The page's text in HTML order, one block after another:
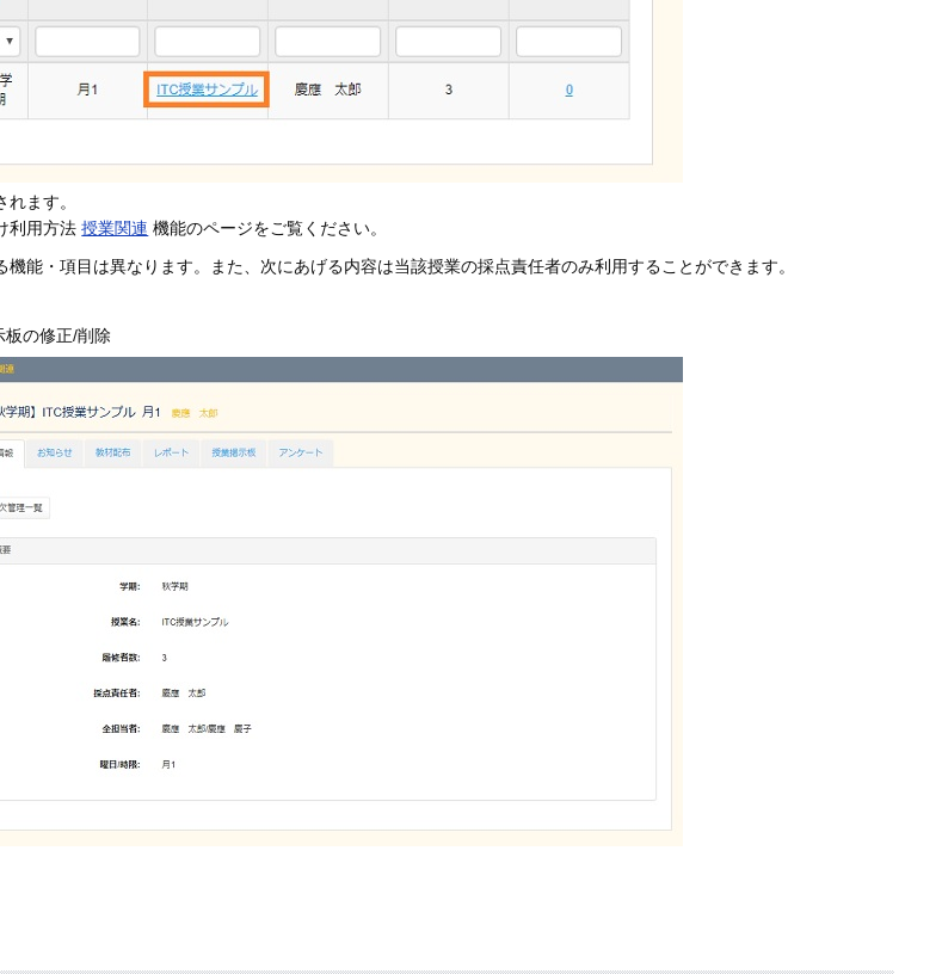
ます。
利用方法授業関連 機能のページをご覧ください。
能・項目は異なります。また、次にあげる内容は当該授業の採点責任者のみ利用することができます。
板の修正/削除